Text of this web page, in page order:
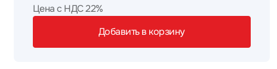
Цена с НДС 22%
Добавить в корзину